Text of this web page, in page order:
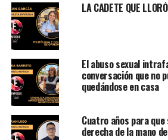
LA CADETE QUE
El abuso sexual
conversación que no
quedándose en casa
Cuatro años para
derecha de la mano